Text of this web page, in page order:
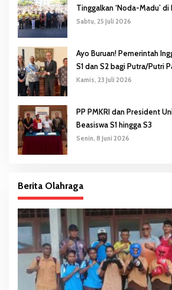
Tinggalkan ‘Noda-Madu’ di
Sabtu, 25 Juli 2026
Ayo Buruan! Pemerintah
S1 dan S2 bagi Putra/
Kamis, 23 Juli 2026
PP PMKRI dan President
Beasiswa S1 hingga S3
Senin, 8 Juni 2026
Berita Olahraga